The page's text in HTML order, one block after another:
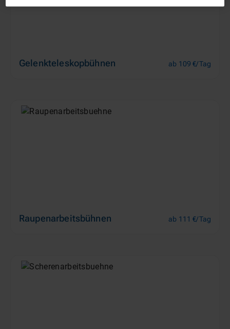
Gelenkteleskopbühnen ab 109 €/Tag
Raupenarbeitsbühnen ab 111 €/Tag